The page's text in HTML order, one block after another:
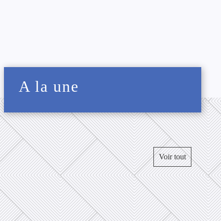
A la une
Voir tout